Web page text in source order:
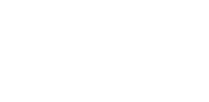
sur la base de 128 commentaires : 4,89 sur 5